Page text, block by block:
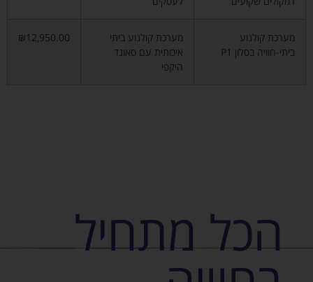
מערכת קולנוע
ביתי-חוויה בסלון P1
מערכת קולנוע ביתי
איכותית עם סאונד
היקפי
₪12,950.00
הכל מתחיל